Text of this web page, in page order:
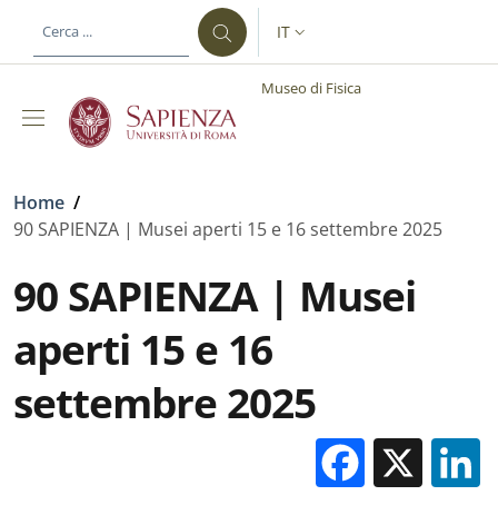
al contenuto principale
SELETTORE LINGUA:
IT
Museo di Fisica
Briciole di pane
Home /
90 SAPIENZA | Musei aperti 15 e 16 settembre 2025
90 SAPIENZA | Musei
aperti 15 e 16
settembre 2025
X